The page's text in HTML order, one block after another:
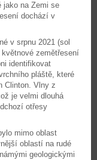
jako na Zemi se
dochází v
v srpnu 2021 (sol
zemětřesení
identifikovat
pláště, které
Clinton. Vlny z
je velmi dlouhá
otřesy
mimo oblast
oblastí na rudé
geologickými